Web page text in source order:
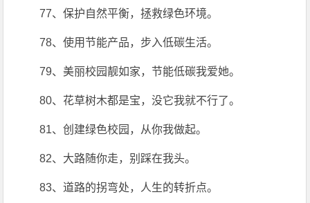
77、保护自然平衡，拯救绿色环境。
78、使用节能产品，步入低碳生活。
79、美丽校园靓如家，节能低碳我爱她。
80、花草树木都是宝，没它我就不行了。
81、创建绿色校园，从你我做起。
82、大路随你走，别踩在我头。
83、道路的拐弯处，人生的转折点。